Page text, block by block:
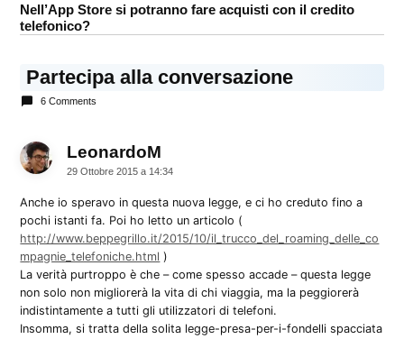
Nell’App Store si potranno fare acquisti con il credito
telefonico?
Partecipa alla conversazione
6 Comments
LeonardoM
29 Ottobre 2015 a 14:34
Anche io speravo in questa nuova legge, e ci ho creduto fino a
pochi istanti fa. Poi ho letto un articolo (
http://www.beppegrillo.it/2015/10/il_trucco_del_roaming_delle_co
mpagnie_telefoniche.html )
La verità purtroppo è che – come spesso accade – questa legge
non solo non migliorerà la vita di chi viaggia, ma la peggiorerà
indistintamente a tutti gli utilizzatori di telefoni.
Insomma, si tratta della solita legge-presa-per-i-fondelli spacciata